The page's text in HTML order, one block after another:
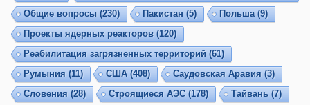
Общие вопросы (230) Пакистан (5) Польша(9)
Проекты ядерных реакторов (120)
Реабилитация загрязненных территорий (61)
Румыния (11) США (408) Саудовская Аравия (3)
Словения (28) Строящиеся АЭС(178) Тайвань (7)